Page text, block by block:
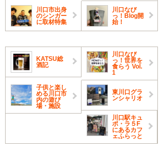
川口市出身
のシンガー
に取材特集
川口なび
っ！Blog開
始！
KATSU総
酒記
川口なび
っ！世界を
食らう Vol.
1
子供と楽し
める川口市
内の遊び
場・施設
東川口グラ
ンシャリオ
川口駅キュ
ポ・ラ５F
にあるカフ
ェふらっと